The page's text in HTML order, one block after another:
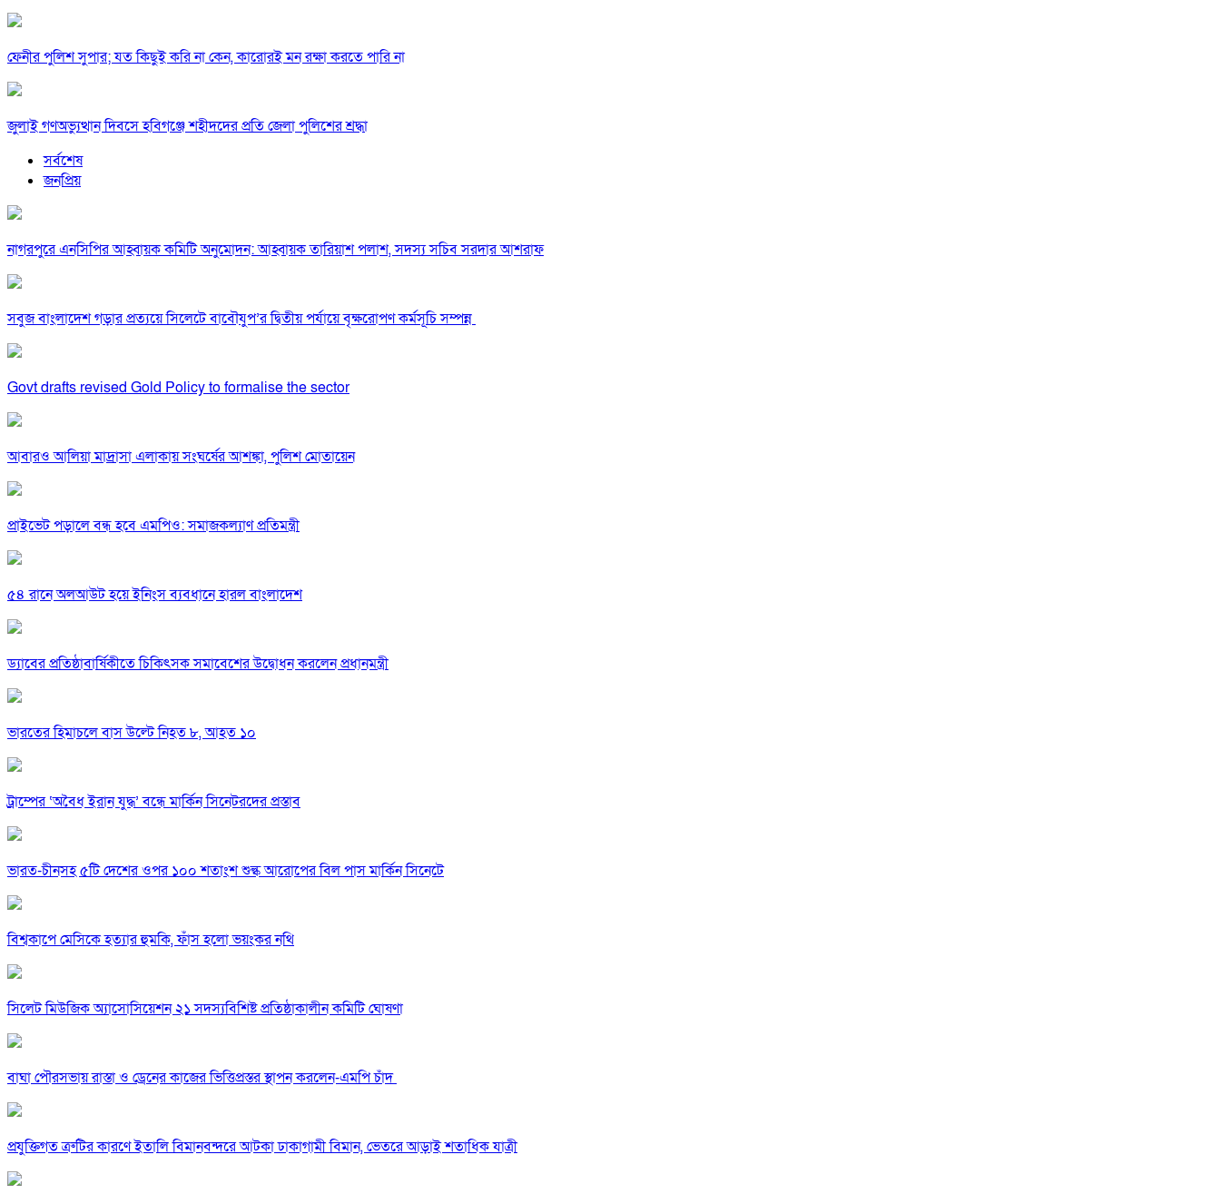
ফেনীর পুলিশ সুপার; যত কিছুই করি না কেন, কারোরই মন রক্ষা করতে পারি না
জুলাই গণঅভ্যুত্থান দিবসে হবিগঞ্জে শহীদদের প্রতি জেলা পুলিশের শ্রদ্ধা
সর্বশেষ
জনপ্রিয়
নাগরপুরে এনসিপির আহ্বায়ক কমিটি অনুমোদন: আহ্বায়ক তারিয়াশ পলাশ, সদস্য সচিব সরদার আশরাফ
সবুজ বাংলাদেশ গড়ার প্রত্যয়ে সিলেটে বাবৌযুপ’র দ্বিতীয় পর্যায়ে বৃক্ষরোপণ কর্মসূচি সম্পন্ন
Govt drafts revised Gold Policy to formalise the sector
আবারও আলিয়া মাদ্রাসা এলাকায় সংঘর্ষের আশঙ্কা, পুলিশ মোতায়েন
প্রাইভেট পড়ালে বন্ধ হবে এমপিও: সমাজকল্যাণ প্রতিমন্ত্রী
৫৪ রানে অলআউট হয়ে ইনিংস ব্যবধানে হারল বাংলাদেশ
ড্যাবের প্রতিষ্ঠাবার্ষিকীতে চিকিৎসক সমাবেশের উদ্বোধন করলেন প্রধানমন্ত্রী
ভারতের হিমাচলে বাস উল্টে নিহত ৮, আহত ১০
ট্রাম্পের ‘অবৈধ ইরান যুদ্ধ’ বন্ধে মার্কিন সিনেটরদের প্রস্তাব
ভারত-চীনসহ ৫টি দেশের ওপর ১০০ শতাংশ শুল্ক আরোপের বিল পাস মার্কিন সিনেটে
বিশ্বকাপে মেসিকে হত্যার হুমকি, ফাঁস হলো ভয়ংকর নথি
সিলেট মিউজিক অ্যাসোসিয়েশন ২১ সদস্যবিশিষ্ট প্রতিষ্ঠাকালীন কমিটি ঘোষণা
বাঘা পৌরসভায় রাস্তা ও ড্রেনের কাজের ভিত্তিপ্রস্তর স্থাপন করলেন-এমপি চাঁদ
প্রযুক্তিগত ত্রুটির কারণে ইতালি বিমানবন্দরে আটকা ঢাকাগামী বিমান, ভেতরে আড়াই শতাধিক যাত্রী